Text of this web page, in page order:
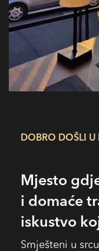
DOBRO DOŠLI U
Mjesto
i domaće
iskustvo
Smješteni u